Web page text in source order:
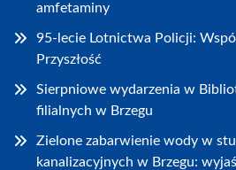
amfetaminy
95-lecie Lotnictwa Policji:
Przyszłość
Sierpniowe wydarzenia w
filialnych w Brzegu
Zielone zabarwienie wody w
kanalizacyjnych w Brzegu: